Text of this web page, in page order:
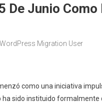
De Junio Como
Migration User
como una iniciativa
ha sido instituido formalmente